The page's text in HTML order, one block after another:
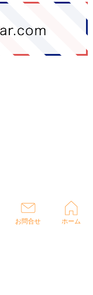
お問合せ ホーム